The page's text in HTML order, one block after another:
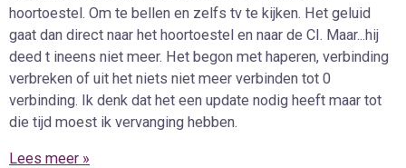
hoortoestel. Om te bellen en zelfs tv te kijken. Het geluid
gaat dan direct naar het hoortoestel en naar de CI. Maar...hij
deed t ineens niet meer. Het begon met haperen, verbinding
verbreken of uit het niets niet meer verbinden tot 0
verbinding. Ik denk dat het een update nodig heeft maar tot
die tijd moest ik vervanging hebben.
Lees meer »